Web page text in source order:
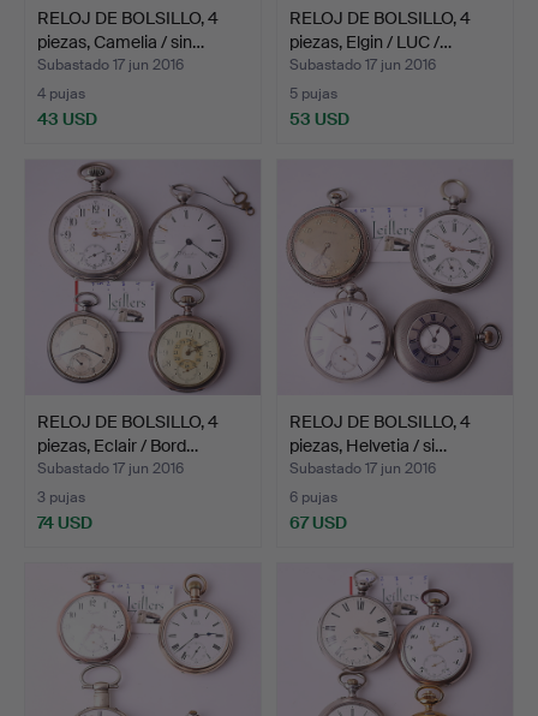
RELOJ DE BOLSILLO, 4
piezas, Camelia / sin…
Subastado 17 jun 2016
4 pujas
43 USD
RELOJ DE BOLSILLO, 4
piezas, Elgin / LUC /…
Subastado 17 jun 2016
5 pujas
53 USD
RELOJ DE BOLSILLO, 4
piezas, Eclair / Bord…
Subastado 17 jun 2016
3 pujas
74 USD
RELOJ DE BOLSILLO, 4
piezas, Helvetia / si…
Subastado 17 jun 2016
6 pujas
67 USD